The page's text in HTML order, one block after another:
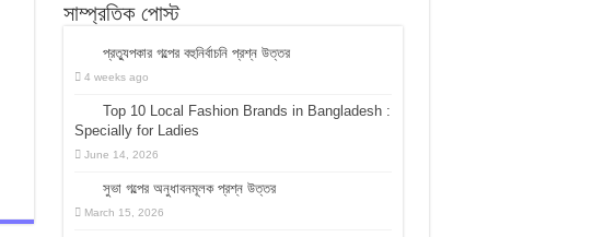
সাম্প্রতিক পোস্ট
প্রত্যুপকার গল্পের বহুনির্বাচনি প্রশ্ন উত্তর
4 weeks ago
Top 10 Local Fashion Brands in Bangladesh :
Specially for Ladies
June 14, 2026
সুভা গল্পের অনুধাবনমূলক প্রশ্ন উত্তর
March 15, 2026